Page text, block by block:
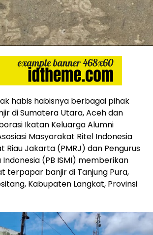
habis habisnya berbagai pihak
di Sumatera Utara, Aceh dan
Ikatan Keluarga Alumni
Masyarakat Ritel Indonesia
Riau Jakarta (PMRJ) dan Pengurus
(PB ISMI) memberikan
terpapar banjir di Tanjung Pura,
Kabupaten Langkat, Provinsi